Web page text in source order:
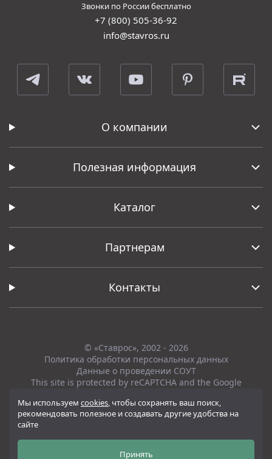
Звонки по России бесплатно
+7 (800) 505-36-92
info@stavros.ru
О компании
Полезная информация
Каталог
Партнерам
Контакты
© «Ставрос», 2002 - 2026
Политика обработки персональных данных
Данные о проведении СОУТ
This site is protected by reCAPTCHA and the Google
Вся представленная на сайте информация, касающаяся технических
информационный характер и ни при каких условиях не является
публичной офертой, определяемой положениями Статьи 437(2)
Мы используем cookies, чтобы сохранять ваш поиск,
рекомендовать полезное и создавать другие удобства на
сайте
Принять